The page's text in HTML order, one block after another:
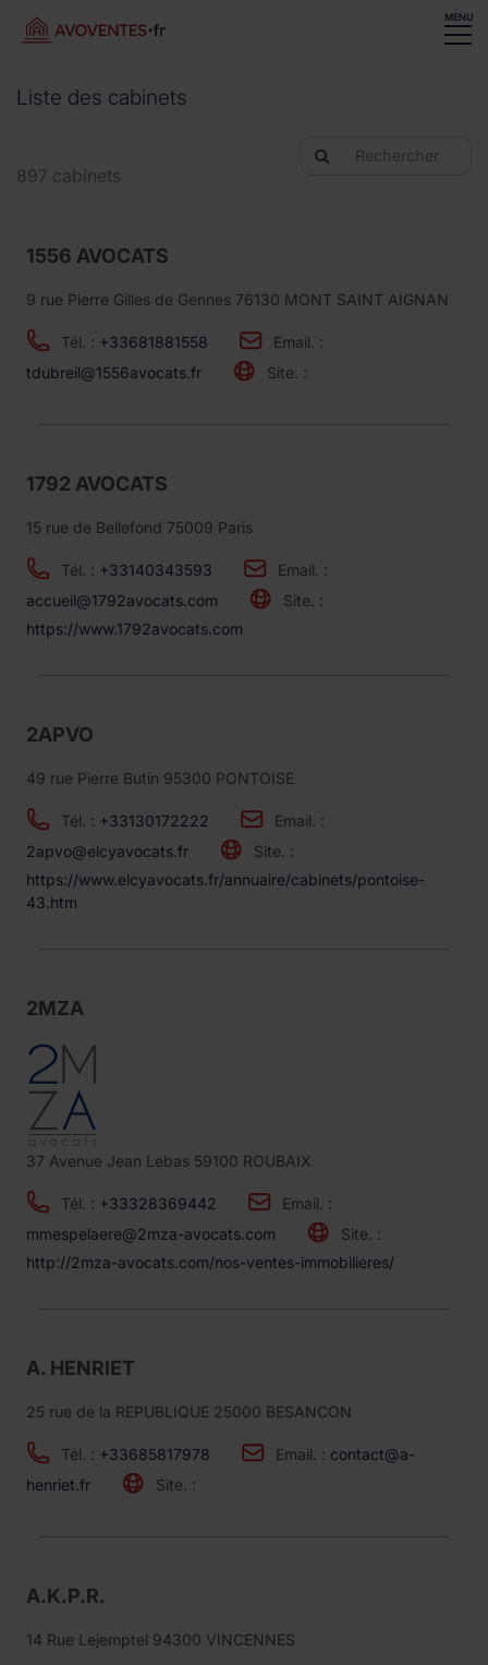
MENU
Liste des cabinets
897 cabinets
1556 AVOCATS
9 rue Pierre Gilles de Gennes 76130 MONT SAINT AIGNAN
Tél. : +33681881558
Email. :
tdubreil@1556avocats.fr
Site. :
1792 AVOCATS
15 rue de Bellefond 75009 Paris
Tél. : +33140343593
Email. :
accueil@1792avocats.com
Site. :
https://www.1792avocats.com
2APVO
49 rue Pierre Butin 95300 PONTOISE
Tél. : +33130172222
Email. :
2apvo@elcyavocats.fr
Site. :
https://www.elcyavocats.fr/annuaire/cabinets/pontoise-
43.htm
2MZA
37 Avenue Jean Lebas 59100 ROUBAIX
Tél. : +33328369442
Email. :
mmespelaere@2mza-avocats.com
Site. :
http://2mza-avocats.com/nos-ventes-immobilieres/
A. HENRIET
25 rue de la REPUBLIQUE 25000 BESANCON
Tél. : +33685817978 Email. : contact@a-
henriet.fr
Site. :
A.K.P.R.
14 Rue Lejemptel 94300 VINCENNES